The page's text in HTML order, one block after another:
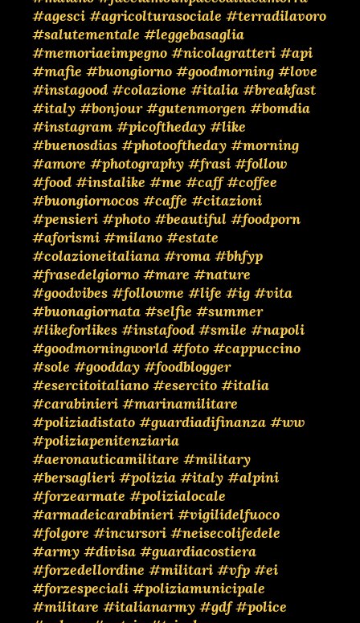
#agesci #agricolturasociale #terradilavoro
#salutementale #leggebasaglia
#memoriaeimpegno #nicolagratteri #api
#mafie #buongiorno #goodmorning #love
#instagood #colazione #italia #breakfast
#italy #bonjour #gutenmorgen #bomdia
#instagram #picoftheday #like
#buenosdias #photooftheday #morning
#amore #photography #frasi #follow
#food #instalike #me #caff #coffee
#buongiornocos #caffe #citazioni
#pensieri #photo #beautiful #foodporn
#aforismi #milano #estate
#colazioneitaliana #roma #bhfyp
#frasedelgiorno #mare #nature
#goodvibes #followme #life #ig #vita
#buonagiornata #selfie #summer
#likeforlikes #instafood #smile #napoli
#goodmorningworld #foto #cappuccino
#sole #goodday #foodblogger
#esercitoitaliano #esercito #italia
#carabinieri #marinamilitare
#poliziadistato #guardiadifinanza #ww
#poliziapenitenziaria
#aeronauticamilitare #military
#bersaglieri #polizia #italy #alpini
#forzearmate #polizialocale
#armadeicarabinieri #vigilidelfuoco
#folgore #incursori #neisecolifedele
#army #divisa #guardiacostiera
#forzedellordine #militari #vfp #ei
#forzespeciali #poliziamunicipale
#militare #italianarmy #gdf #police